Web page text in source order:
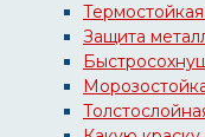
Защита